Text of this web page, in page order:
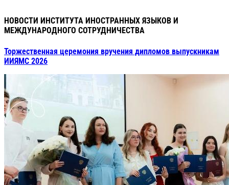
НОВОСТИ ИНСТИТУТА ИНОСТРАННЫХ ЯЗЫКОВ И
МЕЖДУНАРОДНОГО СОТРУДНИЧЕСТВА
Торжественная церемония вручения дипломов выпускникам
ИИЯМС 2026